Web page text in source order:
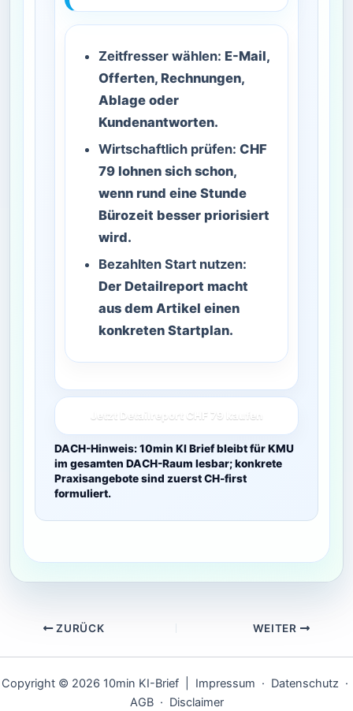
Zeitfresser wählen: E-Mail,
Offerten, Rechnungen,
Ablage oder
Kundenantworten.
Wirtschaftlich prüfen: CHF
79 lohnen sich schon,
wenn rund eine Stunde
Bürozeit besser priorisiert
wird.
Bezahlten Start nutzen:
Der Detailreport macht
aus dem Artikel einen
konkreten Startplan.
Jetzt Detailreport CHF 79 kaufen
DACH-Hinweis: 10min KI Brief bleibt für KMU
im gesamten DACH-Raum lesbar; konkrete
Praxisangebote sind zuerst CH-first
formuliert.
ZURÜCK WEITER
Copyright © 2026 10min KI-Brief | Impressum · Datenschutz ·
AGB· Disclaimer